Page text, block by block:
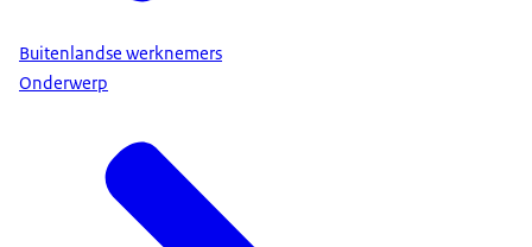
Buitenlandse werknemers
Onderwerp